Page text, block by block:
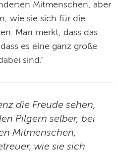
Mitmenschen, aber
wie sie sich für die
Man merkt, dass das
es eine ganz große
sind.“
die Freude sehen,
Pilgern selber, bei
Mitmenschen,
wie sie sich